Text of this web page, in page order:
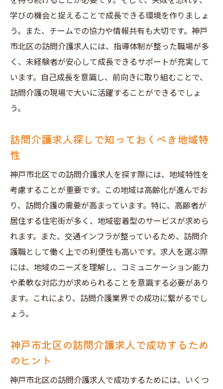
学びの機会と捉えることで成長できる環境を作りましょ
う。また、チームでの協力や情報共有も大切です。神戸
市北区の訪問介護求人には、指導体制が整った職場が多
く、未経験者が安心して成長できるサポートが充実して
います。自己成長を意識し、前向きに取り組むことで、
訪問介護の現場で大いに活躍することができるでしょ
う。
訪問介護求人探しで知っておくべき地域特
性
神戸市北区での訪問介護求人を探す際には、地域特性を
考慮することが重要です。この地域は高齢化が進んでお
り、訪問介護の需要が高まっています。特に、高齢者が
居住する住宅街が多く、地域密着型のサービスが求めら
れます。また、交通インフラが整っているため、訪問介
護職として働く上での利便性も高いです。求人を選ぶ際
には、地域のニーズを理解し、コミュニケーション能力
や柔軟な対応力が求められることを意識する必要があり
ます。これにより、訪問介護業界での成功に繋がるでし
ょう。
神戸市北区の訪問介護求人で成功するため
のヒント
神戸市北区の訪問介護求人で成功するためには、いくつ